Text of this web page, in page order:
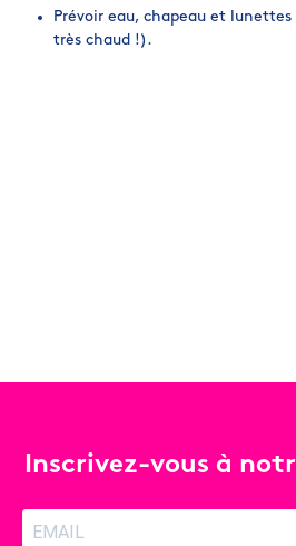
Prévoir eau, chapeau et
très chaud !).
Inscrivez-vous à